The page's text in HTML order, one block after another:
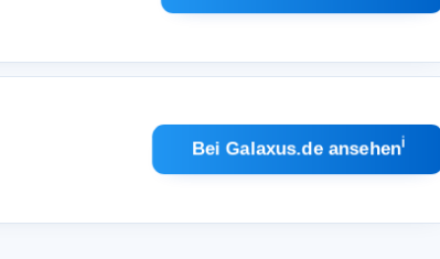
Bei Galaxus.de ansehenℹ︎